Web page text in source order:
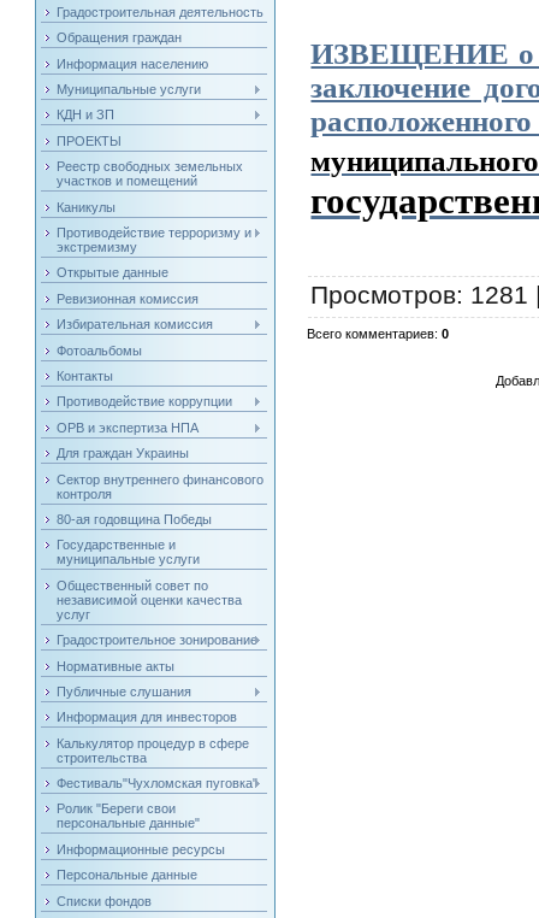
Градостроительная деятельность
Обращения граждан
Информация населению
Муниципальные услуги
КДН и ЗП
ПРОЕКТЫ
Реестр свободных земельных
участков и помещений
Каникулы
Противодействие терроризму и
экстремизму
Открытые данные
Ревизионная комиссия
Избирательная комиссия
Фотоальбомы
Контакты
Противодействие коррупции
ОРВ и экспертиза НПА
Для граждан Украины
Сектор внутреннего финансового
контроля
80-ая годовщина Победы
Государственные и
муниципальные услуги
Общественный совет по
независимой оценки качества
услуг
Градостроительное зонирование
Нормативные акты
Публичные слушания
Информация для инвесторов
Калькулятор процедур в сфере
строительства
Фестиваль"Чухломская пуговка"
Ролик "Береги свои
персональные данные"
Информационные ресурсы
Персональные данные
Списки фондов
ИЗВЕЩЕНИЕ о
заключение
Просмотров:
Всего комментариев:0